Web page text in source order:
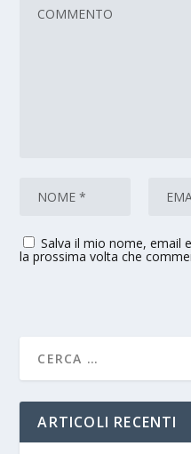
Salva il mio nome, email
la prossima volta che
ARTICOLI RECENTI